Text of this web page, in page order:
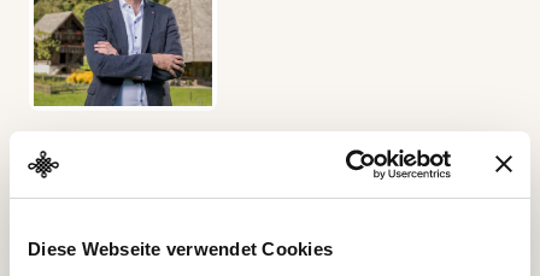
Diese Webseite verwendet Cookies
Nicolas